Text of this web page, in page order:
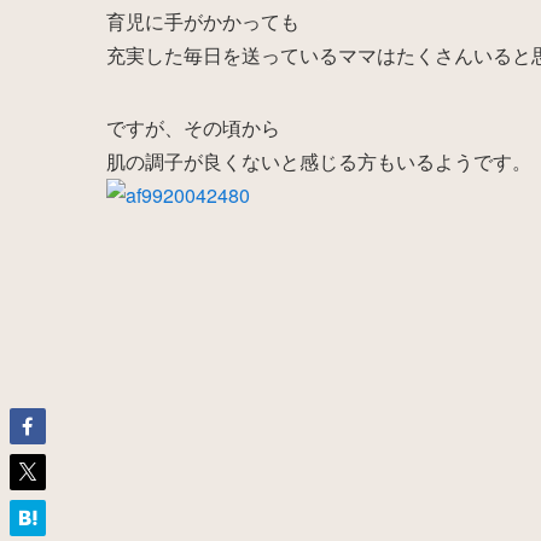
育児に手がかかっても
充実した毎日を送っているママはたくさんいると
ですが、その頃から
肌の調子が良くないと感じる方もいるようです。